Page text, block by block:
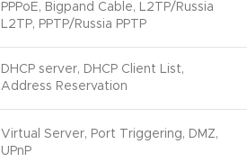
PPPoE, Bigpand Cable, L2TP/Russia
L2TP, PPTP/Russia PPTP
DHCP server, DHCP Client List,
Address Reservation
Virtual Server, Port Triggering, DMZ,
UPnP